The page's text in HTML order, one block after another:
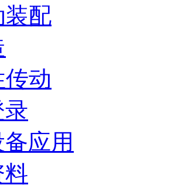
装配
动
录
应用
料